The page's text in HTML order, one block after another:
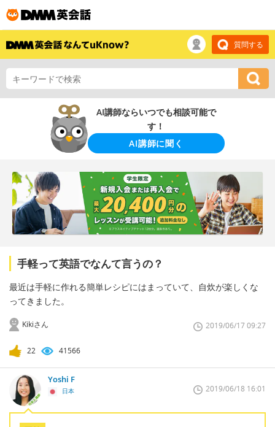
質問する
AI講師ならいつでも相談可能で
す！
AI講師に聞く
手軽って英語でなんて言うの？
最近は手軽に作れる簡単レシピにはまっていて、自炊が楽しくな
ってきました。
Kikiさん 2019/06/17 09:27
22 41566
Yoshi F
日本 2019/06/18 16:01